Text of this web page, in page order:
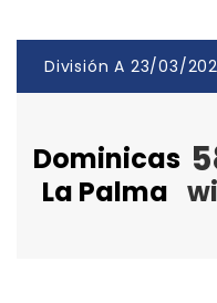
División A 23/03/
Dominicas
La Palma